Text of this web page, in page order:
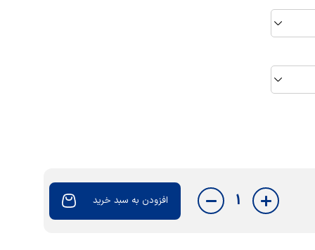
1 افزودن به سبد خرید